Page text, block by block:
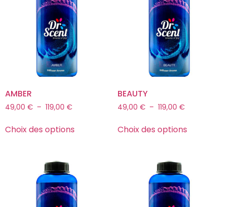
AMBER
49,00 € – 119,00 €
Choix des options
BEAUTY
49,00 € – 119,00 €
Choix des options